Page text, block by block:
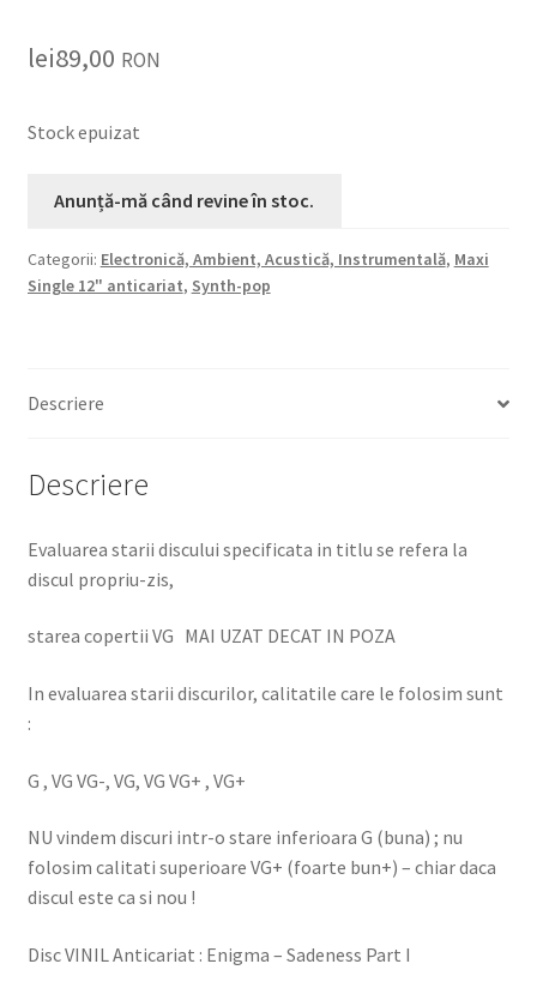
lei89,00 RON
Stock epuizat
Categorii: Electronică, Ambient, Acustică, Instrumentală, Maxi
Single 12" anticariat, Synth-pop
Descriere
Descriere
Evaluarea starii discului specificata in titlu se refera la
discul propriu-zis,
starea copertii VG MAI UZAT DECAT IN POZA
In evaluarea starii discurilor, calitatile care le folosim sunt
:
G , VG VG-, VG, VG VG+ , VG+
NU vindem discuri intr-o stare inferioara G (buna) ; nu
folosim calitati superioare VG+ (foarte bun+) – chiar daca
discul este ca si nou !
Disc VINIL Anticariat : Enigma – Sadeness Part I